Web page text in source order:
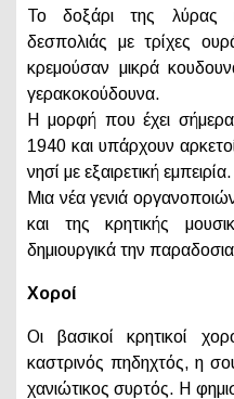
To δοξάρι της λύρας
δεσπολιάς με τρίχες
κρεμούσαν μικρά
γερακοκούδουνα.
Η μορφή που έχει
1940 και υπάρχουν
νησί με εξαιρετική εμπειρία.
Μια νέα γενιά
και της κρητικής
δημιουργικά την
Χοροί
Οι βασικοί κρητικοί
καστρινός πηδηχτός, η
χανιώτικος συρτός. Η